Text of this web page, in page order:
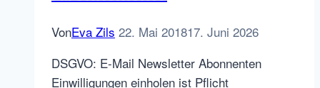
VonEva Zils 22. Mai 201817. Juni 2026
DSGVO: E-Mail Newsletter Abonnenten
Einwilligungen einholen ist Pflicht